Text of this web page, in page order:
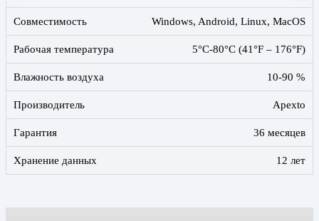
Совместимость Windows, Android, Linux, MacOS
Рабочая температура 5°C-80°C (41°F – 176°F)
Влажность воздуха 10-90 %
Производитель Apexto
Гарантия 36 месяцев
Хранение данных 12 лет